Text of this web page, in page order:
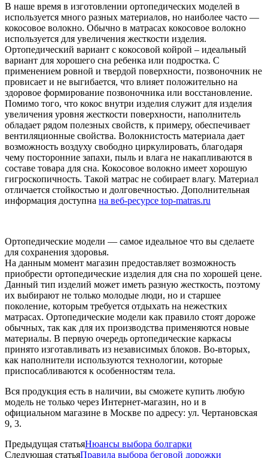
В наше время в изготовлении ортопедических моделей в
используется много разных материалов, но наиболее часто —
кокосовое волокно. Обычно в матрасах кокосовое волокно
используется для увеличения жесткости изделия.
Ортопедический вариант с кокосовой койрой – идеальный
вариант для хорошего сна ребенка или подростка. С
применением ровной и твердой поверхности, позвоночник не
провисает и не выгибается, что влияет положительно на
здоровое формирование позвоночника или восстановление.
Помимо того, что кокос внутри изделия служит для изделия
увеличения уровня жесткости поверхности, наполнитель
обладает рядом полезных свойств, к примеру, обеспечивает
вентиляционные свойства. Волокнистость материала дает
возможность воздуху свободно циркулировать, благодаря
чему посторонние запахи, пыль и влага не накапливаются в
составе товара для сна. Кокосовое волокно имеет хорошую
гигроскопичность. Такой матрас не собирает влагу. Материал
отличается стойкостью и долговечностью. Дополнительная
информация доступна на веб-ресурсе top-matras.ru
Ортопедические модели — самое идеальное что вы сделаете
для сохранения здоровья.
На данным момент магазин предоставляет возможность
приобрести ортопедические изделия для сна по хорошей цене.
Данный тип изделий может иметь разную жесткость, поэтому
их выбирают не только молодые люди, но и старшее
поколение, которым требуется отдыхать на нежестких
матрасах. Ортопедические модели как правило стоят дороже
обычных, так как для их производства применяются новые
материалы. В первую очередь ортопедические каркасы
принято изготавливать из независимых блоков. Во-вторых,
как наполнители используются технологии, которые
приспосабливаются к особенностям тела.
Вся продукция есть в наличии, вы сможете купить любую
модель не только через Интернет-магазин, но и в
официальном магазине в Москве по адресу: ул. Чертановская
9, 3.
Предыдущая статьяНюансы выбора болгарки
Следующая статьяПравила выбора беговой дорожки